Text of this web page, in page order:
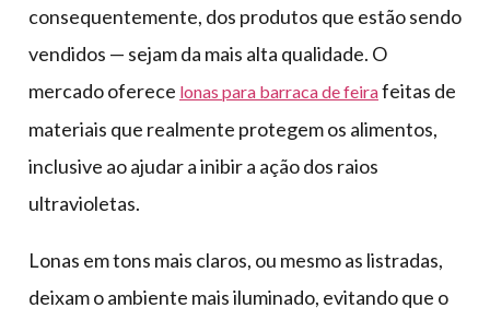
consequentemente, dos produtos que estão sendo
vendidos — sejam da mais alta qualidade. O
mercado oferece lonas para barraca de feirafeitas de
materiais que realmente protegem os alimentos,
inclusive ao ajudar a inibir a ação dos raios
ultravioletas.
Lonas em tons mais claros, ou mesmo as listradas,
deixam o ambiente mais iluminado, evitando que o